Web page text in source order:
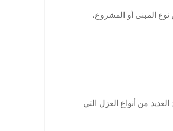
المبنى أو المشروع،
من أنواع العزل التي